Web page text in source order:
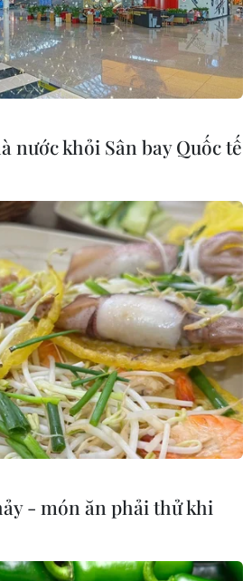
đang phải vật lộn với những lựa
nước khỏi Sân bay Quốc tế
- món ăn phải thử khi